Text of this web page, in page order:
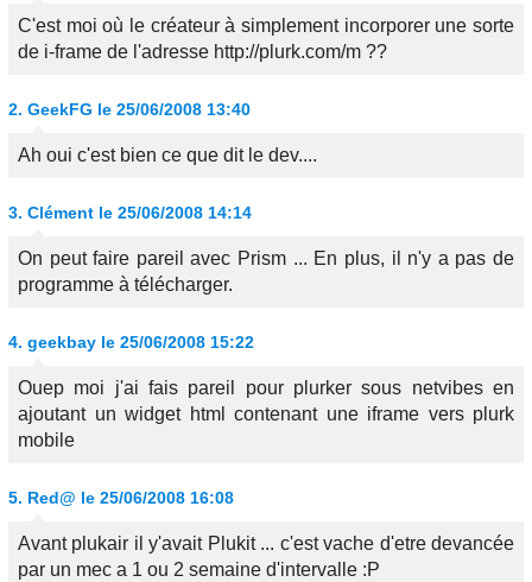
C'est moi où le créateur à simplement incorporer une sorte
de i-frame de l'adresse http://plurk.com/m ??
2. GeekFG le 25/06/2008 13:40
Ah oui c'est bien ce que dit le dev....
3. Clément le 25/06/2008 14:14
On peut faire pareil avec Prism ... En plus, il n'y a pas de
programme à télécharger.
4. geekbay le 25/06/2008 15:22
Ouep moi j'ai fais pareil pour plurker sous netvibes en
ajoutant un widget html contenant une iframe vers plurk
mobile
5. Red@ le 25/06/2008 16:08
Avant plukair il y'avait Plukit ... c'est vache d'etre devancée
par un mec a 1 ou 2 semaine d'intervalle :P